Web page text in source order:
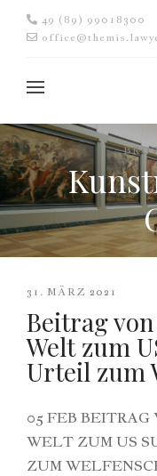
49 (89) 99018300
31. MÄRZ 2021
Beitrag
Welt zum
Urteil zum
05 FEB BEITRAG
WELT ZUM US
ZUM